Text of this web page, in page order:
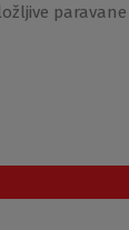
paravane